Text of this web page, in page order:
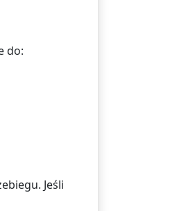
do:
Jeśli